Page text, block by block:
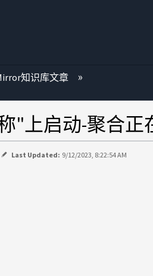
知识库文章
"上启动-聚合正
Last Updated: 9/12/2023, 8:22:54 AM